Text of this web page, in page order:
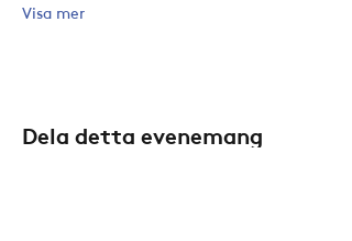
Visa mer
Dela detta evenemang